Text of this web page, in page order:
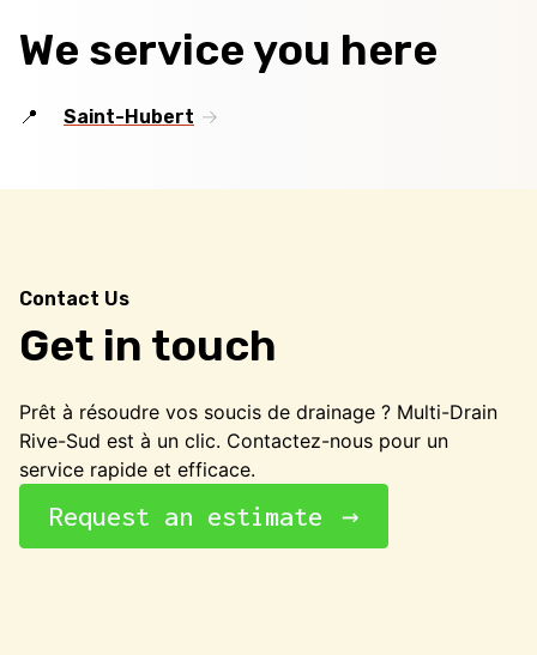
We service you here
Saint-Hubert
Contact Us
Get in touch
Prêt à résoudre vos soucis de drainage ? Multi-Drain
Rive-Sud est à un clic. Contactez-nous pour un
service rapide et efficace.
Request an estimate